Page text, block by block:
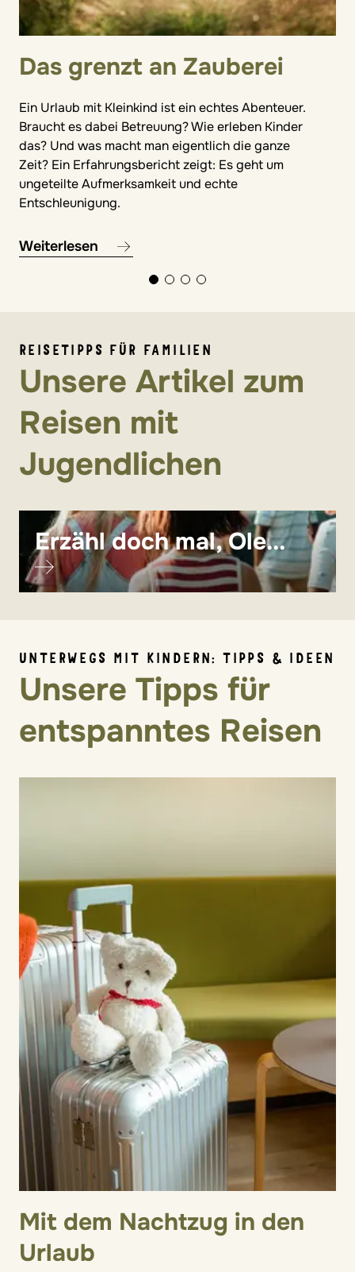
Das grenzt an Zauberei
Ein Urlaub mit Kleinkind ist ein echtes Abenteuer.
Braucht es dabei Betreuung? Wie erleben Kinder
das? Und was macht man eigentlich die ganze
Zeit? Ein Erfahrungsbericht zeigt: Es geht um
ungeteilte Aufmerksamkeit und echte
Entschleunigung.
Weiterlesen
REISETIPPS FÜR FAMILIEN
Unsere Artikel zum
Reisen mit
Jugendlichen
Erzähl doch mal, Ole...
UNTERWEGS MIT KINDERN: TIPPS & IDEEN
Unsere Tipps für
entspanntes Reisen
Mit dem Nachtzug in den
Urlaub